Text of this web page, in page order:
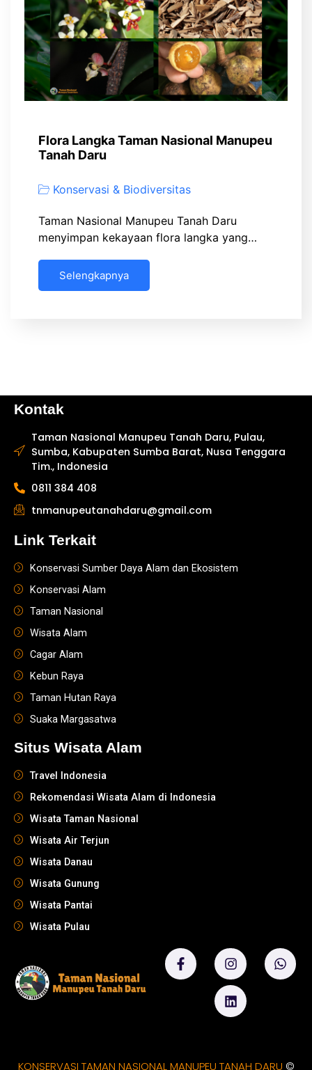
Flora Langka Taman Nasional Manupeu
Tanah Daru
Konservasi & Biodiversitas
Taman Nasional Manupeu Tanah Daru
menyimpan kekayaan flora langka yang…
Selengkapnya
Kontak
Taman Nasional Manupeu Tanah Daru, Pulau,
Sumba, Kabupaten Sumba Barat, Nusa Tenggara
Tim., Indonesia
0811 384 408
tnmanupeutanahdaru@gmail.com
Link Terkait
Konservasi Sumber Daya Alam dan Ekosistem
Konservasi Alam
Taman Nasional
Wisata Alam
Cagar Alam
Kebun Raya
Taman Hutan Raya
Suaka Margasatwa
Situs Wisata Alam
Travel Indonesia
Rekomendasi Wisata Alam di Indonesia
Wisata Taman Nasional
Wisata Air Terjun
Wisata Danau
Wisata Gunung
Wisata Pantai
Wisata Pulau
KONSERVASI TAMAN NASIONAL MANUPEU TANAH DARU ©